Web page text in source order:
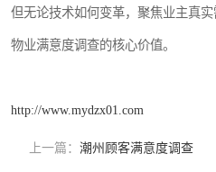
但无论技术如何变革，聚焦业主真
物业满意度调查的核心价值。
http://www.mydzx01.com
上一篇： 潮州顾客满意度调查